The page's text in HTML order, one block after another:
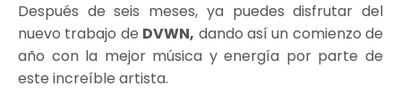
Después de seis meses, ya puedes disfrutar del
nuevo trabajo de DVWN, dando así un comienzo de
año con la mejor música y energía por parte de
este increíble artista.